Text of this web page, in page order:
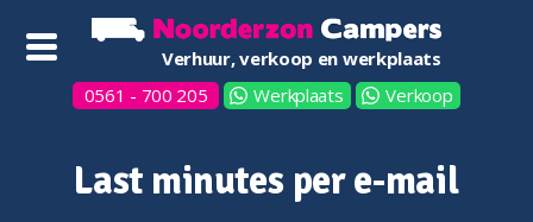
Verhuur, verkoop en werkplaats
0561 - 700 205
Werkplaats Verkoop
Last minutes per e-mail